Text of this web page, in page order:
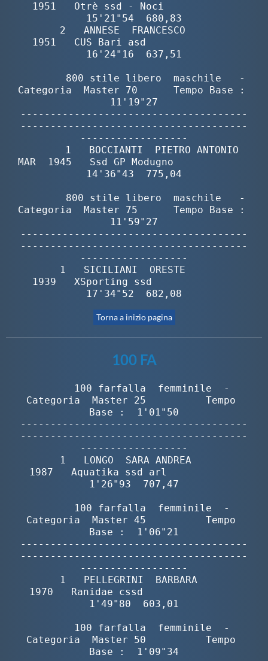
Torna a inizio pagina
100 FA
        100 farfalla  femminile  -
Categoria  Master 25          Tempo
Base :  1'01"50
--------------------------------------
--------------------------------------
------------------
       1   LONGO  SARA ANDREA
1987   Aquatika ssd arl
1'26"93  707,47
        100 farfalla  femminile  -
Categoria  Master 45          Tempo
Base :  1'06"21
--------------------------------------
--------------------------------------
------------------
       1   PELLEGRINI  BARBARA
1970   Ranidae cssd
1'49"80  603,01
        100 farfalla  femminile  -
Categoria  Master 50          Tempo
Base :  1'09"34